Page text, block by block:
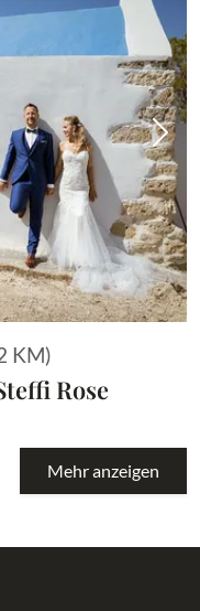
KM)
Rose
Mehr anzeigen